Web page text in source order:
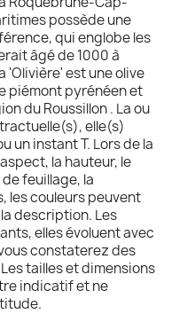
possède une
qui englobe les
âgé de 1000 à
'Olivière' est une olive
piémont pyrénéen et
du Roussillon . La ou
elle(s)
un instant T. Lors de la
la hauteur, le
feuillage, la
les couleurs peuvent
description. Les
elles évoluent avec
constaterez des
tailles et dimensions
indicatif et ne